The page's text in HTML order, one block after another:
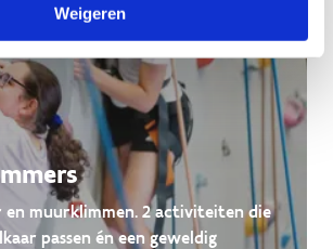
Weigeren
en muurklimmen. 2 activiteiten die
passen én een geweldig